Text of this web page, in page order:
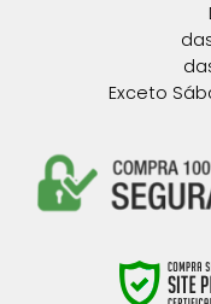
Exceto